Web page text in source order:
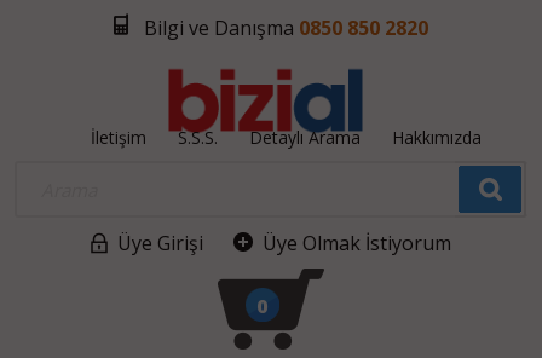
Bilgi ve Danışma 0850 850 2820
İletişim S.S.S. Detaylı Arama Hakkımızda
Üye Girişi Üye Olmak İstiyorum
0